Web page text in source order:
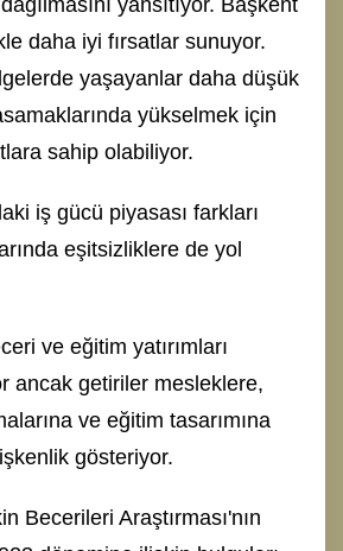
daha iyi fırsatlar sunuyor.
yaşayanlar daha düşük
yükselmek için
sahip olabiliyor.
iş gücü piyasası farkları
eşitsizliklere de yol
ve eğitim yatırımları
ancak getiriler mesleklere,
ve eğitim tasarımına
gösteriyor.
Becerileri Araştırması'nın